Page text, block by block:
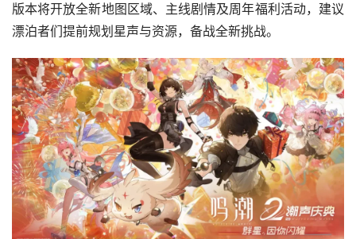
版本将开放全新地图区域、主线剧情及周年福利活动，建议
漂泊者们提前规划星声与资源，备战全新挑战。